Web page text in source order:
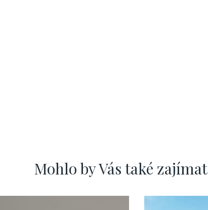
Mohlo by Vás také zajímat